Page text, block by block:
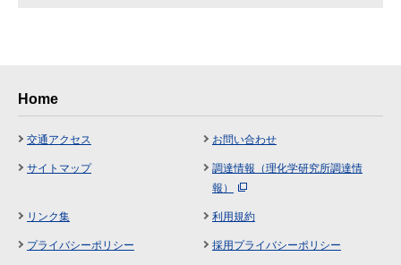
Home
交通アクセス お問い合わせ
サイトマップ
調達情報（理化学研究所調達情
報）
リンク集 利用規約
プライバシーポリシー 採用プライバシーポリシー